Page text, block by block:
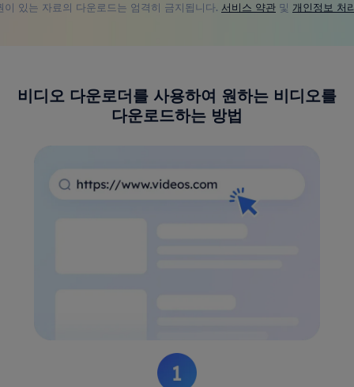
이 있는 자료의 다운로드는 엄격히 금지됩니다. 서비스 약관 및 개인정보 처
비디오 다운로더를 사용하여 원하는 비디오를
다운로드하는 방법